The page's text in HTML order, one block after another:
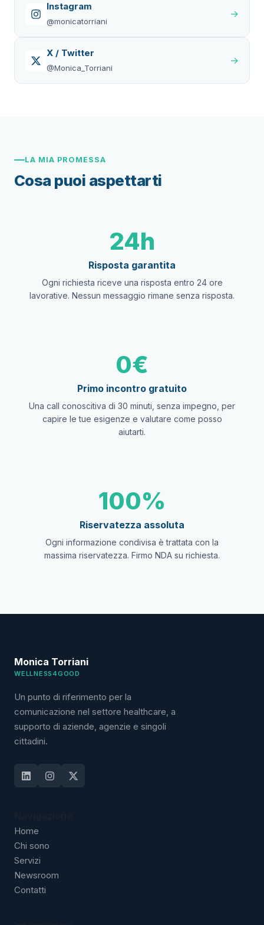
Instagram
@monicatorriani
→
X / Twitter
@Monica_Torriani
→
LA MIA PROMESSA
Cosa puoi aspettarti
24h
Risposta garantita
Ogni richiesta riceve una risposta entro 24 ore
lavorative. Nessun messaggio rimane senza risposta.
0€
Primo incontro gratuito
Una call conoscitiva di 30 minuti, senza impegno, per
capire le tue esigenze e valutare come posso
aiutarti.
100%
Riservatezza assoluta
Ogni informazione condivisa è trattata con la
massima riservatezza. Firmo NDA su richiesta.
Monica Torriani
WELLNESS4GOOD
Un punto di riferimento per la
comunicazione nel settore healthcare, a
supporto di aziende, agenzie e singoli
cittadini.
Home
Chi sono
Servizi
Newsroom
Contatti